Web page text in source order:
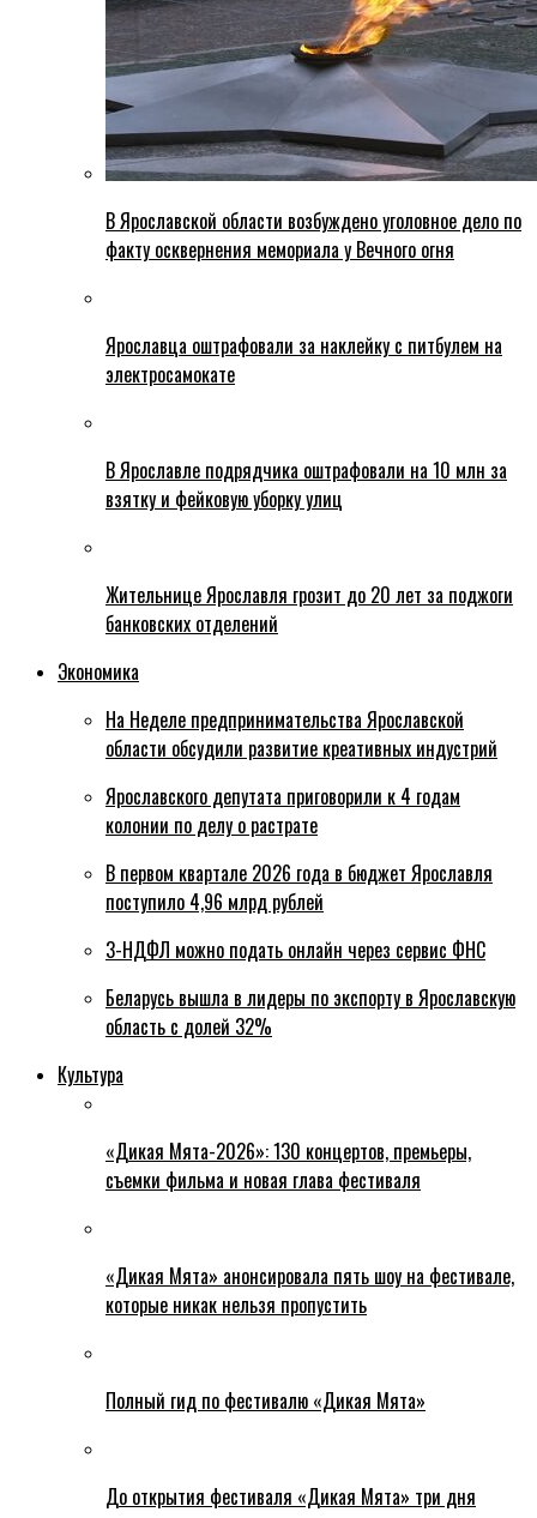
В Ярославской области возбуждено уголовное дело по
факту осквернения мемориала у Вечного огня
Ярославца оштрафовали за наклейку с питбулем на
электросамокате
В Ярославле подрядчика оштрафовали на 10 млн за
взятку и фейковую уборку улиц
Жительнице Ярославля грозит до 20 лет за поджоги
банковских отделений
Экономика
На Неделе предпринимательства Ярославской
области обсудили развитие креативных индустрий
Ярославского депутата приговорили к 4 годам
колонии по делу о растрате
В первом квартале 2026 года в бюджет Ярославля
поступило 4,96 млрд рублей
3-НДФЛ можно подать онлайн через сервис ФНС
Беларусь вышла в лидеры по экспорту в Ярославскую
область с долей 32%
Культура
«Дикая Мята-2026»: 130 концертов, премьеры,
съемки фильма и новая глава фестиваля
«Дикая Мята» анонсировала пять шоу на фестивале,
которые никак нельзя пропустить
Полный гид по фестивалю «Дикая Мята»
До открытия фестиваля «Дикая Мята» три дня